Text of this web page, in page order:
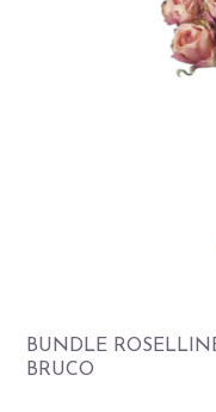
BUNDLE
BRUCO